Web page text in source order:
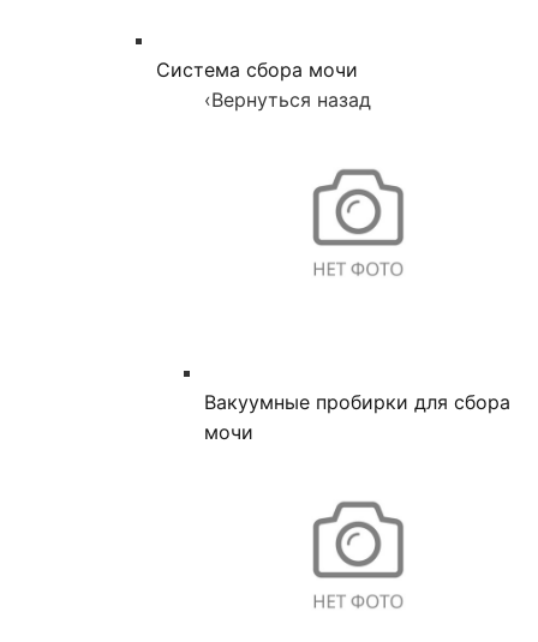
Система сбора мочи
‹Вернуться назад
Вакуумные пробирки для сбора
мочи